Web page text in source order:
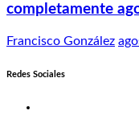
completamente
Francisco González
Redes Sociales